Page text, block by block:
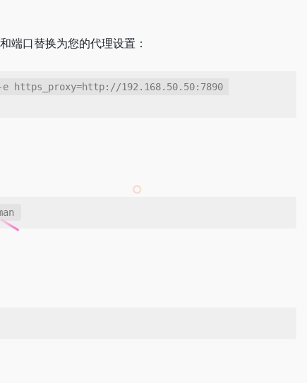
端口替换为您的代理设置：
https_proxy=http://192.168.50.50:7890